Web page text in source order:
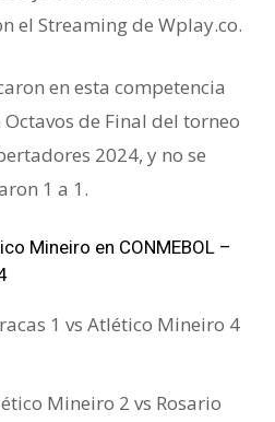
el Streaming de Wplay.co.
en esta competencia
de Final del torneo
2024, y no se
1 a 1.
Mineiro en CONMEBOL –
1 vs Atlético Mineiro 4
Mineiro 2 vs Rosario